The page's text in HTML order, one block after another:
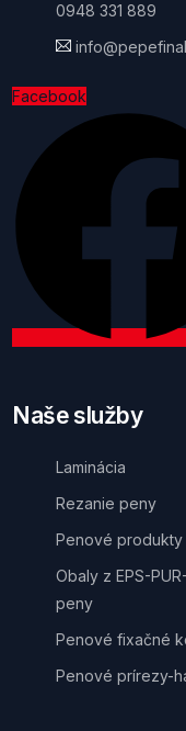
0948 331 889
Facebook
Naše služby
Laminácia
Rezanie peny
Penové produkty
Obaly z EPS-
peny
Penové fixačné
Penové prírezy-